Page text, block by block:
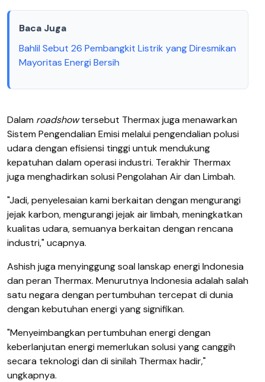
Baca Juga
Bahlil Sebut 26 Pembangkit Listrik yang Diresmikan
Mayoritas Energi Bersih
Dalam roadshowtersebut Thermax juga menawarkan
Sistem Pengendalian Emisi melalui pengendalian polusi
udara dengan efisiensi tinggi untuk mendukung
kepatuhan dalam operasi industri. Terakhir Thermax
juga menghadirkan solusi Pengolahan Air dan Limbah.
"Jadi, penyelesaian kami berkaitan dengan mengurangi
jejak karbon, mengurangi jejak air limbah, meningkatkan
kualitas udara, semuanya berkaitan dengan rencana
industri," ucapnya.
Ashish juga menyinggung soal lanskap energi Indonesia
dan peran Thermax. Menurutnya Indonesia adalah salah
satu negara dengan pertumbuhan tercepat di dunia
dengan kebutuhan energi yang signifikan.
"Menyeimbangkan pertumbuhan energi dengan
keberlanjutan energi memerlukan solusi yang canggih
secara teknologi dan di sinilah Thermax hadir,"
ungkapnya.